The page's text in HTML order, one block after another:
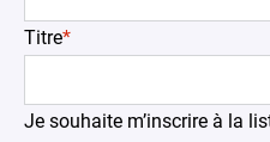
Titre*
Je souhaite m’inscrire à la